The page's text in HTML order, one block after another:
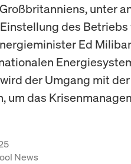
unter
des
Ed
der Umgang mit
um das
News